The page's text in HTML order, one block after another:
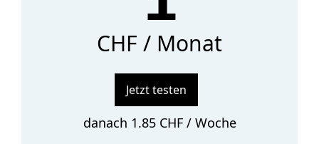
CHF / Monat
Jetzt testen
danach 1.85 CHF / Woche